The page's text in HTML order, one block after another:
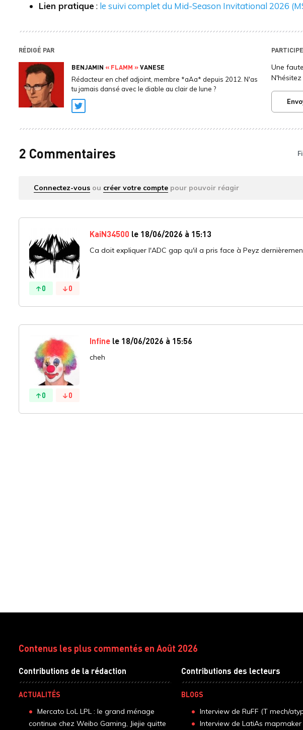
Lien pratique: le suivi complet du Mid-Season Invitational 2026
RÉDIGÉ PAR
BENJAMIN « FLAMM »VANESE
Rédacteur en chef adjoint, membre *aAa* depuis 2012. N'as
tu jamais dansé avec le diable au clair de lune ?
Twitter
Une
2 Commentaires
Connectez-vous ou créer votre compte pour pouvoir réagir
0 0
KaiN34500 le 18/06/2026 à 15:13
Ca doit expliquer l'ADC gap qu'il a pris face à Peyz
0 0
Infine le 18/06/2026 à 15:56
cheh
Contenus les plus commentés en Août 2026
Contributions de la rédaction
ACTUALITÉS
Mercato LoL LPL : le grand ménage
continue chez Weibo Gaming, Jiejie quitte
Contributions des lecteurs
BLOGS
Interview de RuFF (T mech/
Interview de LatiAs mapmaker